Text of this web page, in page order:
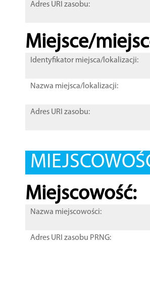
Adres URI zasobu:
Miejsce/
Identyfikator miejsca/lokalizacji:
Nazwa miejsca/lokalizacji:
Adres URI zasobu:
Miejscowość:
Nazwa miejscowości:
Adres URI zasobu PRNG: